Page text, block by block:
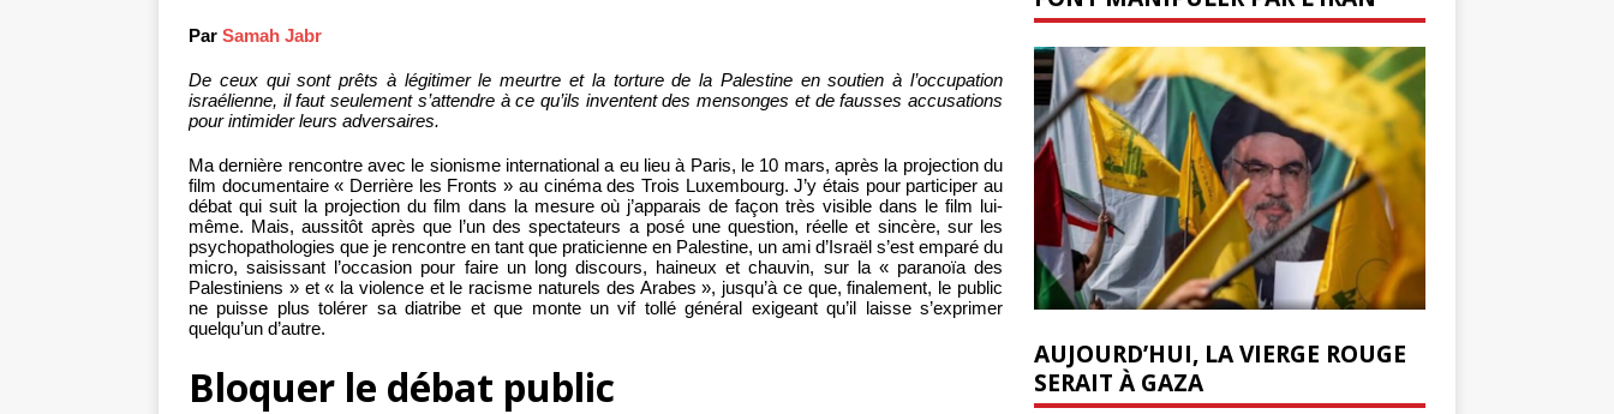
Par Samah Jabr
De ceux qui sont prêts à légitimer le meurtre et la torture de la Palestine en soutien à l’occupation
israélienne, il faut seulement s’attendre à ce qu’ils inventent des mensonges et de fausses accusations
pour intimider leurs adversaires.
Ma dernière rencontre avec le sionisme international a eu lieu à Paris, le 10 mars, après la projection du
film documentaire « Derrière les Fronts » au cinéma des Trois Luxembourg. J’y étais pour participer au
débat qui suit la projection du film dans la mesure où j’apparais de façon très visible dans le film lui-
même. Mais, aussitôt après que l’un des spectateurs a posé une question, réelle et sincère, sur les
psychopathologies que je rencontre en tant que praticienne en Palestine, un ami d’Israël s’est emparé du
micro, saisissant l’occasion pour faire un long discours, haineux et chauvin, sur la « paranoïa des
Palestiniens » et « la violence et le racisme naturels des Arabes », jusqu’à ce que, finalement, le public
ne puisse plus tolérer sa diatribe et que monte un vif tollé général exigeant qu’il laisse s’exprimer
quelqu’un d’autre.
Bloquer le débat public
AUJOURD’HUI, LA VIERGE ROUGE
SERAIT À GAZA